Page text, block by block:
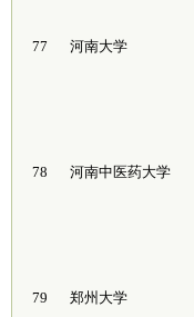
77 河南大学
78 河南中医药大学
79 郑州大学